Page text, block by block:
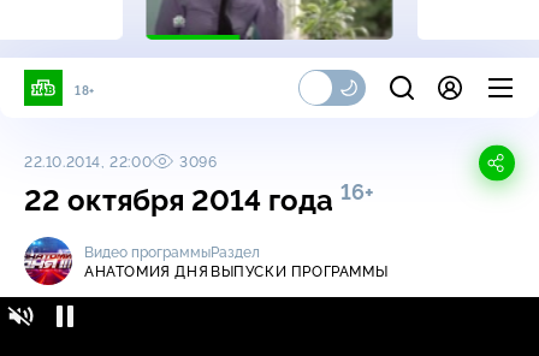
18+
22.10.2014, 22:00 3096
22 октября 2014 года 16+
Видео программы
АНАТОМИЯ ДНЯ
Раздел
ВЫПУСКИ ПРОГРАММЫ